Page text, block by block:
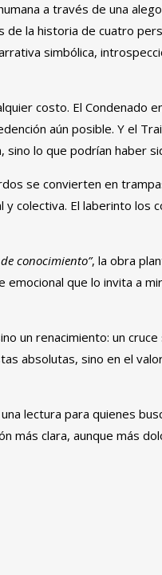
a través de una
de la historia de cuatro
simbólica,
costo. El Condenado
aún posible. Y el
sino lo que podrían haber
se convierten en
colectiva. El laberinto los
conocimiento”, la obra
que lo invita a
un renacimiento: un cruce
absolutas, sino en el
lectura para quienes
más clara, aunque más